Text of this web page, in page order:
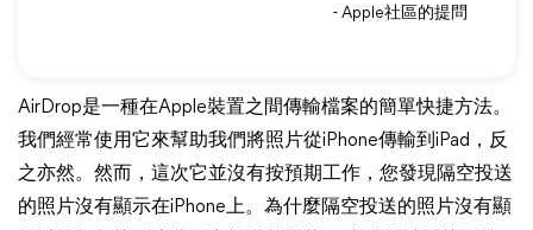
- Apple社區的提問
AirDrop是一種在Apple裝置之間傳輸檔案的簡單快捷方法。
我們經常使用它來幫助我們將照片從iPhone傳輸到iPad，反
之亦然。然而，這次它並沒有按預期工作，您發現隔空投送
的照片沒有顯示在iPhone上。為什麼隔空投送的照片沒有顯